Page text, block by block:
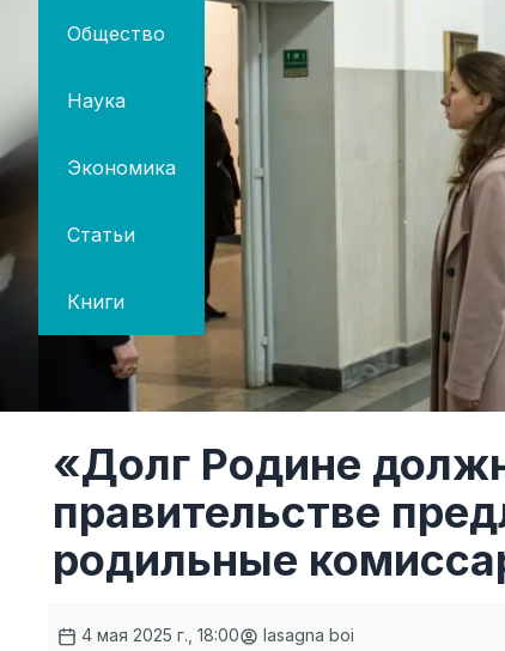
Общество
Наука
Экономика
Статьи
Книги
«Долг Родине
правительстве
родильные
4 мая 2025 г., 18:00 lasagna boi